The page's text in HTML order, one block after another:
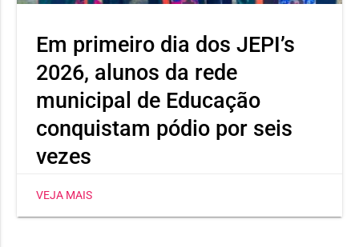
Em primeiro dia dos JEPI’s
2026, alunos da rede
municipal de Educação
conquistam pódio por seis
vezes
Heli Nunes, já conquistou três medalhas, sendo dois
ouros e uma prata. Já a estudante Maria Jhulya
VEJA MAIS